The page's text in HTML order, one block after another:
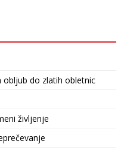
obljub do zlatih obletnic
življenje